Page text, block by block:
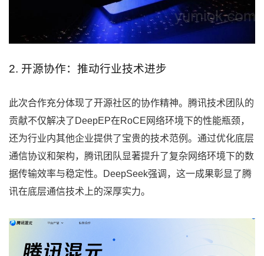
2. 开源协作：推动行业技术进步
此次合作充分体现了开源社区的协作精神。腾讯技术团队的
贡献不仅解决了DeepEP在RoCE网络环境下的性能瓶颈，
还为行业内其他企业提供了宝贵的技术范例。通过优化底层
通信协议和架构，腾讯团队显著提升了复杂网络环境下的数
据传输效率与稳定性。DeepSeek强调，这一成果彰显了腾
讯在底层通信技术上的深厚实力。